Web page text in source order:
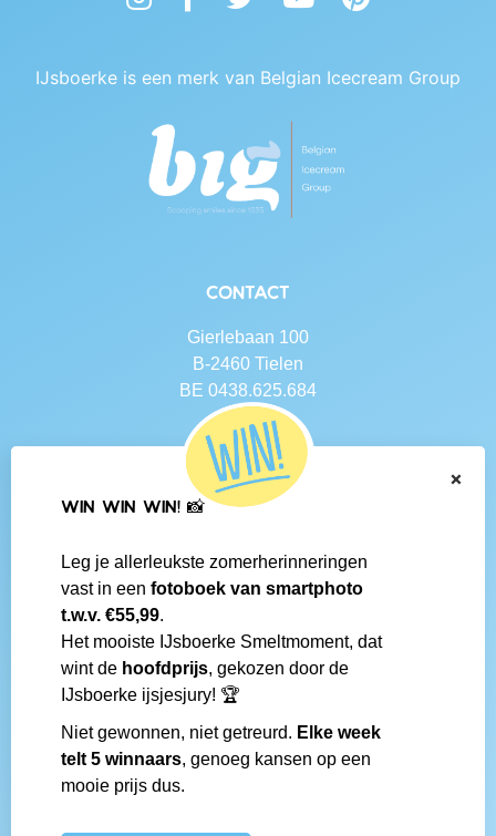
IJsboerke is een merk van Belgian Icecream Group
Contact
Gierlebaan 100
B-2460 Tielen
BE 0438.625.684
Navigatie
Contact
Social media
IJsboerke-shops
Fanmail bezorgen
IJsboerke wedstrijd
Gemaakt door
×
WIN WIN WIN! 📸
Leg je allerleukste zomerherinneringen
vast in een fotoboek van smartphoto
t.w.v. €55,99.
Het mooiste IJsboerke Smeltmoment, dat
wint de hoofdprijs, gekozen door de
IJsboerke ijsjesjury! 🏆
Niet gewonnen, niet getreurd. Elke week
telt 5 winnaars, genoeg kansen op een
mooie prijs dus.